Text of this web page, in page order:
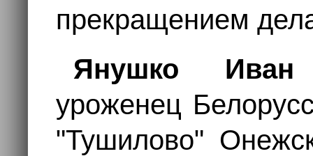
прекращением
Янушко Иван
уроженец
"Тушилово"